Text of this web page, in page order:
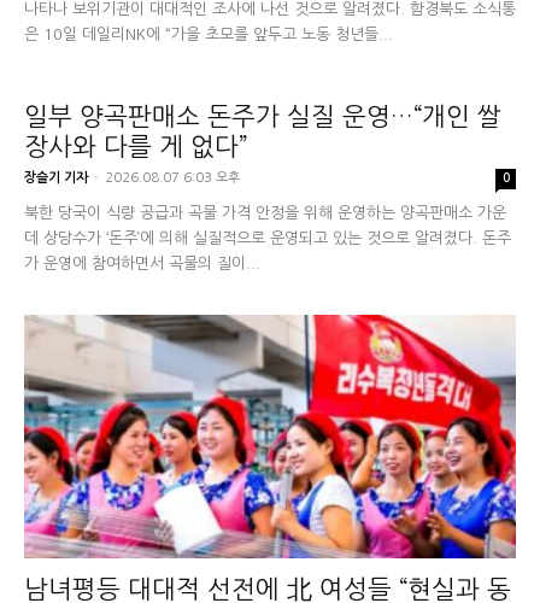
나타나 보위기관이 대대적인 조사에 나선 것으로 알려졌다. 함경북도 소식통
은 10일 데일리NK에 “가을 초모를 앞두고 노동 청년들...
일부 양곡판매소 돈주가 실질 운영…“개인 쌀
장사와 다를 게 없다”
장슬기 기자 - 2026.08.07 6:03 오후 0
북한 당국이 식량 공급과 곡물 가격 안정을 위해 운영하는 양곡판매소 가운
데 상당수가 ‘돈주’에 의해 실질적으로 운영되고 있는 것으로 알려졌다. 돈주
가 운영에 참여하면서 곡물의 질이...
남녀평등 대대적 선전에 北 여성들 “현실과 동